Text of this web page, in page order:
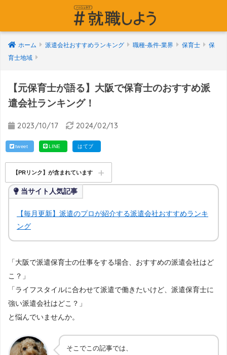
ホーム 派遣会社おすすめランキング 職種-条件-業界 保育士
保
育士地域
【元保育士が語る】大阪で保育士のおすすめ派
遣会社ランキング！
2023/10/17 2024/02/13
tweet LINE はてブ
【PRリンク】が含まれています
当サイト人気記事
【毎月更新】派遣のプロが紹介する派遣会社おすすめランキ
ング
「大阪で派遣保育士の仕事をする場合、おすすめの派遣会社はど
こ？」
「ライフスタイルに合わせて派遣で働きたいけど、派遣保育士に
強い派遣会社はどこ？」
と悩んでいませんか。
そこでこの記事では、